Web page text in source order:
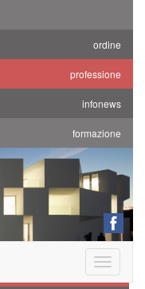
ordine
professione
infonews
formazione
Toggle